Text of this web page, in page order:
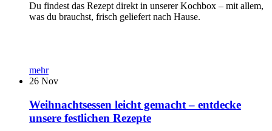
Du findest das Rezept direkt in unserer Kochbox – mit allem,
was du brauchst, frisch geliefert nach Hause.
mehr
26 Nov
Weihnachtsessen leicht gemacht – entdecke
unsere festlichen Rezepte